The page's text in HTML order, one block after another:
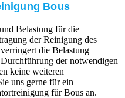
Bous
Belastung für die
der Reinigung des
die Belastung
der notwendigen
keine weiteren
uns gerne für ein
für Bous an.